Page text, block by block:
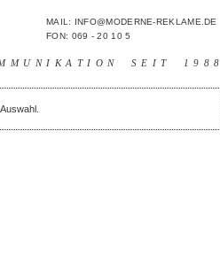
MAIL: INFO@MODERNE-REKLAME.DE
FON: 069 - 20 10 5
SEIT 1988